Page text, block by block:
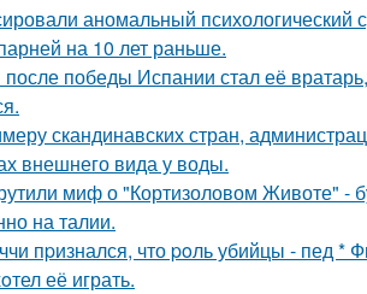
аномальный психологический
на 10 лет раньше.
победы Испании стал её
скандинавских стран,
внешнего вида у воды.
миф о "Кортизоловом Животе" -
на талии.
пpизнался, что poль убийцы - пед
её играть.